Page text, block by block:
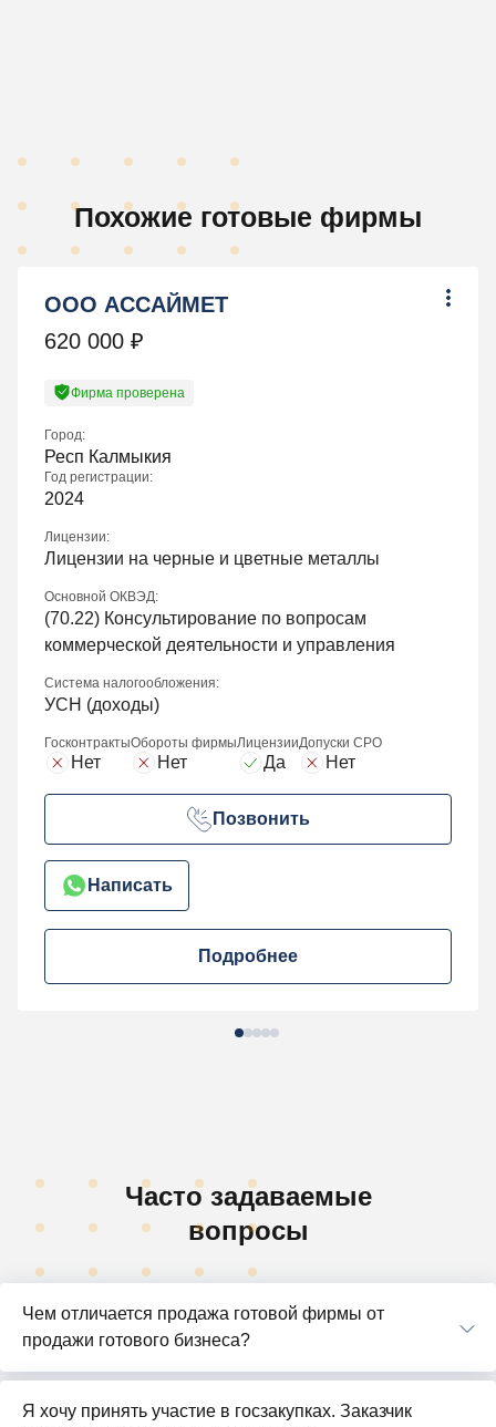
Похожие готовые фирмы
ООО АССАЙМЕТ
620 000 ₽
Фирма проверена
Город:
Респ Калмыкия
Год регистрации:
2024
Лицензии:
Лицензии на черные и цветные металлы
Основной ОКВЭД:
(70.22) Консультирование по вопросам
коммерческой деятельности и управления
Система налогообложения:
УСН (доходы)
Госконтракты
Нет
Обороты фирмы
Нет
Лицензии
Да
Допуски СРО
Нет
Позвонить
Написать
Подробнее
Часто задаваемые
вопросы
Чем отличается продажа готовой фирмы от
продажи готового бизнеса?
Я хочу принять участие в госзакупках. Заказчик